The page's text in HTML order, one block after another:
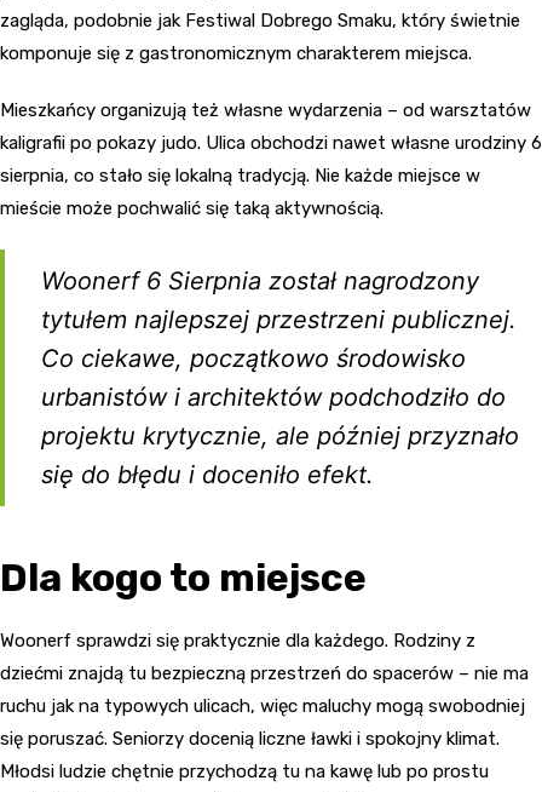
zagląda, podobnie jak Festiwal Dobrego Smaku, który świetnie
komponuje się z gastronomicznym charakterem miejsca.
Mieszkańcy organizują też własne wydarzenia – od warsztatów
kaligrafii po pokazy judo. Ulica obchodzi nawet własne urodziny 6
sierpnia, co stało się lokalną tradycją. Nie każde miejsce w
mieście może pochwalić się taką aktywnością.
Woonerf 6 Sierpnia został nagrodzony
tytułem najlepszej przestrzeni publicznej.
Co ciekawe, początkowo środowisko
urbanistów i architektów podchodziło do
projektu krytycznie, ale później przyznało
się do błędu i doceniło efekt.
Dla kogo to miejsce
Woonerf sprawdzi się praktycznie dla każdego. Rodziny z
dziećmi znajdą tu bezpieczną przestrzeń do spacerów – nie ma
ruchu jak na typowych ulicach, więc maluchy mogą swobodniej
się poruszać. Seniorzy docenią liczne ławki i spokojny klimat.
Młodsi ludzie chętnie przychodzą tu na kawę lub po prostu